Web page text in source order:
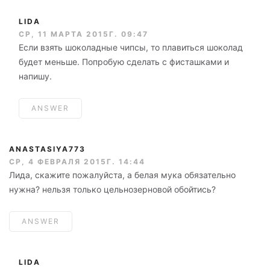
LIDA
СР, 11 МАРТА 2015Г. 09:47
Если взять шоколадные чипсы, то плавиться шоколад
будет меньше. Попробую сделать с фисташками и
напишу.
ANSWER
ANASTASIYA773
СР, 4 ФЕВРАЛЯ 2015Г. 14:44
Лида, скажите пожалуйста, а белая мука обязательно
нужна? нельзя только цельнозерновой обойтись?
ANSWER
LIDA